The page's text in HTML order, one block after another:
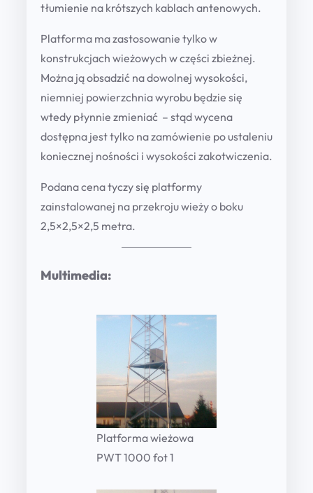
W
T
1
0
0
0
q
tłumienie na krótszych kablach antenowych.
Platforma ma zastosowanie tylko w
konstrukcjach wieżowych w części zbieżnej.
Można ją obsadzić na dowolnej wysokości,
niemniej powierzchnia wyrobu będzie się
wtedy płynnie zmieniać – stąd wycena
dostępna jest tylko na zamówienie po ustaleniu
koniecznej nośności i wysokości zakotwiczenia.
Podana cena tyczy się platformy
zainstalowanej na przekroju wieży o boku
2,5×2,5×2,5 metra.
Multimedia:
Platforma wieżowa
PWT 1000 fot 1